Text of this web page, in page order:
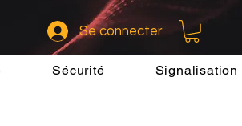
Se connecter
Sécurité Signalisation